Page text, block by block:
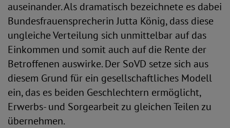
auseinander. Als dramatisch bezeichnete es dabei
Bundesfrauensprecherin Jutta König, dass diese
ungleiche Verteilung sich unmittelbar auf das
Einkommen und somit auch auf die Rente der
Betroffenen auswirke. Der SoVD setze sich aus
diesem Grund für ein gesellschaftliches Modell
ein, das es beiden Geschlechtern ermöglicht,
Erwerbs- und Sorgearbeit zu gleichen Teilen zu
übernehmen.